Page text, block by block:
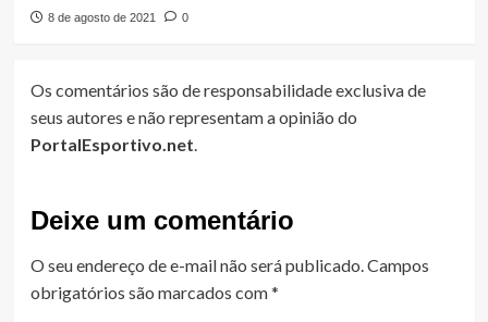
8 de agosto de 2021 0
Os comentários são de responsabilidade exclusiva de
seus autores e não representam a opinião do
PortalEsportivo.net.
Deixe um comentário
O seu endereço de e-mail não será publicado.Campos
obrigatórios são marcados com*